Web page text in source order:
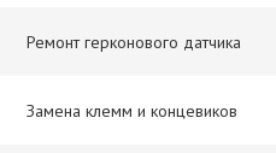
Ремонт герконового датчика
Замена клемм и концевиков